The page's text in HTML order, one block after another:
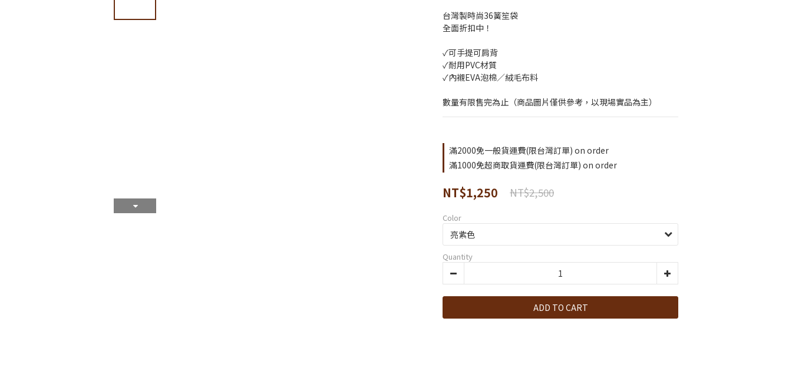
台灣製時尚36簧笙袋
全面折扣中！
✓可手提可肩背
✓耐用PVC材質
✓內襯EVA泡棉／絨毛布料
數量有限售完為止（商品圖片僅供參考，以現場實品為主）
滿2000免一般貨運費(限台灣訂單) on order
滿1000免超商取貨運費(限台灣訂單) on order
NT$1,250 NT$2,500
Color
Quantity
ADD TO CART